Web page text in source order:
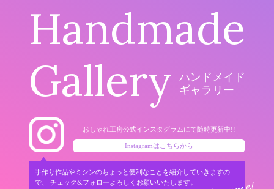
Handmade
Gallery
ハンドメイド
ギャラリー
おしゃれ工房公式インスタグラムにて随時更新中!!
Instagramはこちらから
手作り作品やミシンのちょっと便利なことを紹介していきますの
で、
チェック&フォローよろしくお願いいたします。